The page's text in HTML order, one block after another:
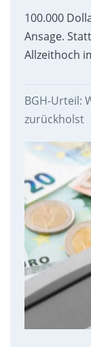
100.000
Ansage.
Allzeithoch
BGH-Urteil:
zurückholst